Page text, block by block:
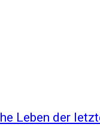
Leben der